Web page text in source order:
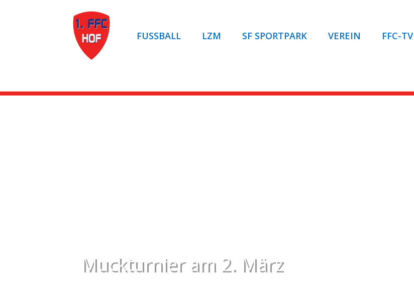
FUSSBALL LZM SF SPORTPARK VEREIN FFC-TV
Muckturnier am 2. März